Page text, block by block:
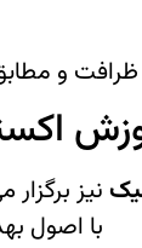
و
نیز
با اصول